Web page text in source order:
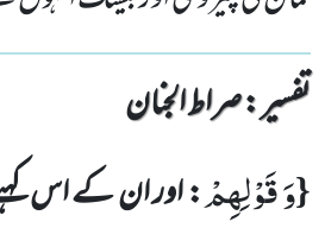
تفسیر : ‎صراط الجنان
{وَ قَوْلِهِمْ: اور ان کے اس